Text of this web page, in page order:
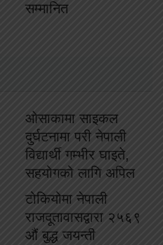
सम्मानित
ओसाकामा साइकल
दुर्घटनामा परी नेपाली
विद्यार्थी गम्भीर घाइते,
सहयोगको लागि अपिल
टोकियोमा नेपाली
राजदूतावासद्वारा २५६९
औं बुद्ध जयन्ती